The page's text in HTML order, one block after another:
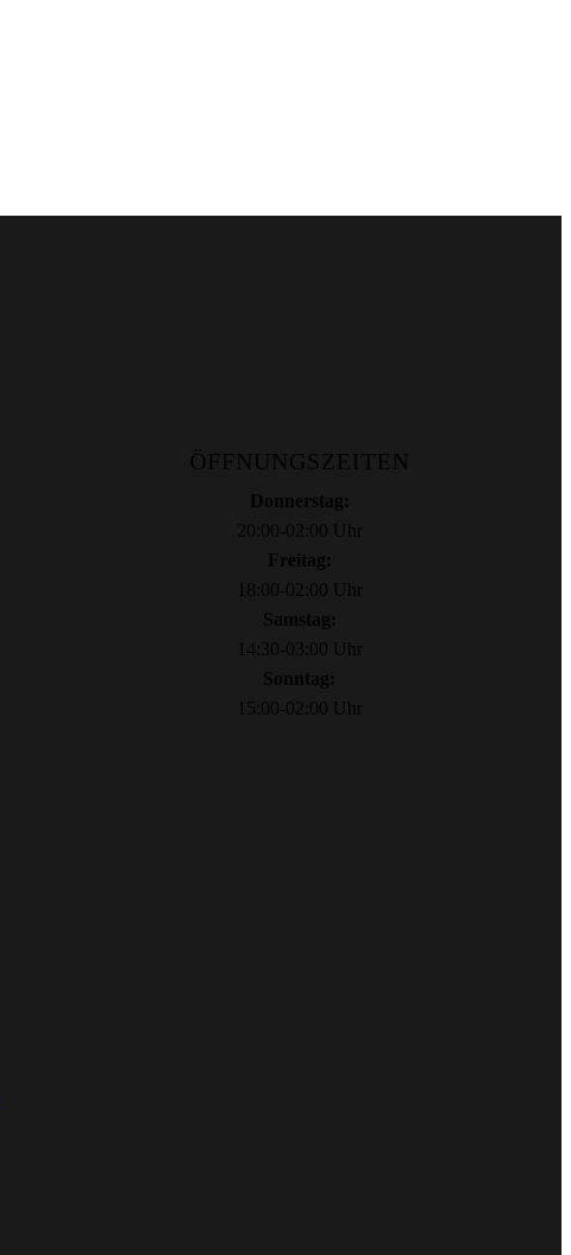
ÖFFNUNGSZEITEN
Donnerstag:
20:00-02:00 Uhr
Freitag:
18:00-02:00 Uhr
Samstag:
14:30-03:00 Uhr
Sonntag:
15:00-02:00 Uhr